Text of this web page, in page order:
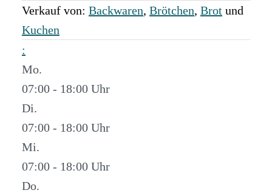
Verkauf von: Backwaren, Brötchen, Brot und
Kuchen
:
Mo.
07:00 - 18:00
Di.
07:00 - 18:00
Mi.
07:00 - 18:00
Do.